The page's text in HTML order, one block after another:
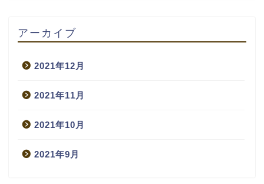
アーカイブ
2021年12月
2021年11月
2021年10月
2021年9月